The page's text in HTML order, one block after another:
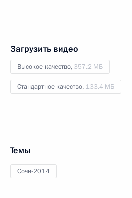
Загрузить видео
Высокое качество, 357.2 МБ
Стандартное качество, 133.4 МБ
Темы
Сочи-2014